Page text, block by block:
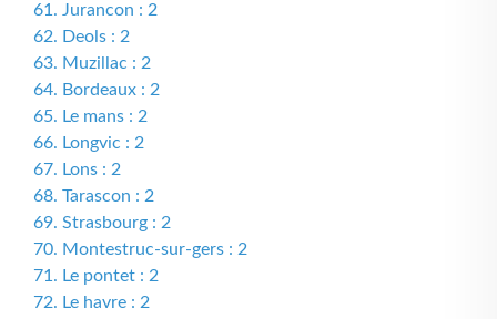
61. Jurancon : 2
62. Deols : 2
63. Muzillac : 2
64. Bordeaux : 2
65. Le mans : 2
66. Longvic : 2
67. Lons : 2
68. Tarascon : 2
69. Strasbourg : 2
70. Montestruc-sur-gers : 2
71. Le pontet : 2
72. Le havre : 2